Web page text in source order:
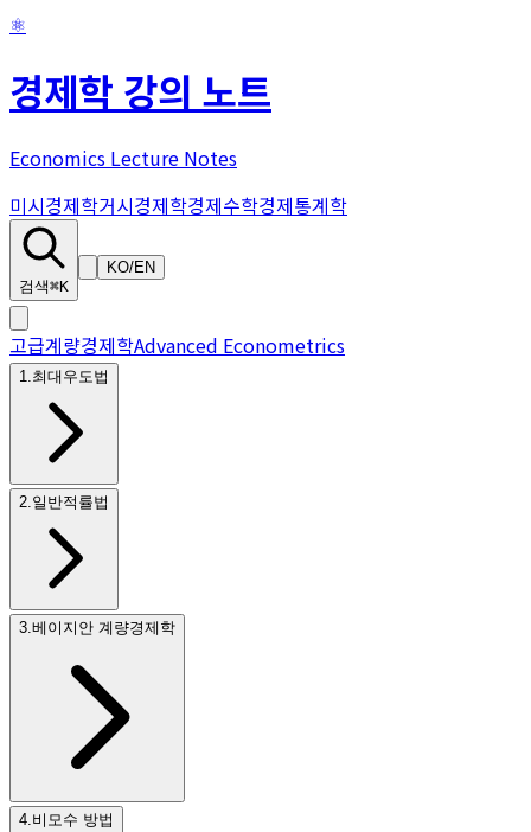
⚛
경제학 강의 노트
Economics Lecture Notes
미시경제학거시경제학경제수학경제통계학
검색⌘K
KO/EN
고급계량경제학Advanced Econometrics
1 최대우도법
2 일반적률법
3 베이지안 계량경제학
4 비모수 방법